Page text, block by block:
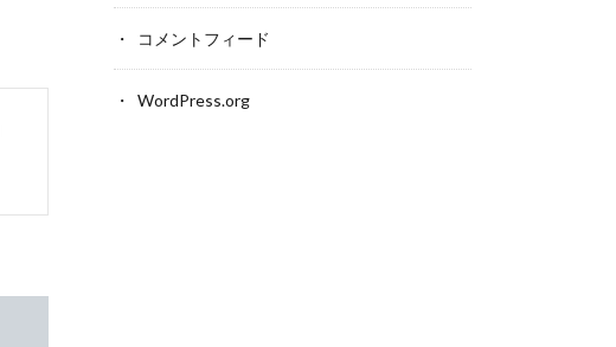
コメントフィード
WordPress.org